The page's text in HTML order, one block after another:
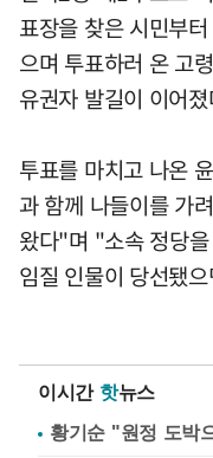
표장을 찾은 시민부
으며 투표하러 온 고
유권자 발길이 이어
투표를 마치고 나온
과 함께 나들이를 가
왔다"며 "소속 정당
임질 인물이 당선됐
이시간 핫뉴스
황기순 "원정 도박